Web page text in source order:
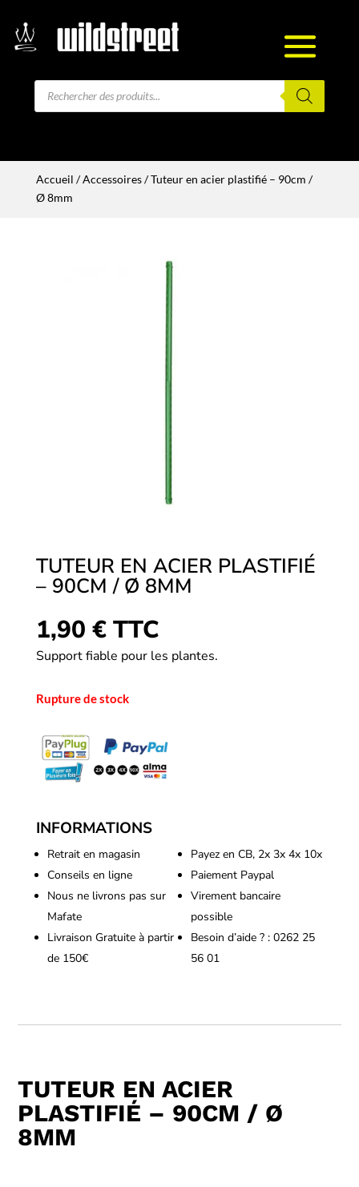
Recherche
Accueil /Accessoires/ Tuteur en acier plastifié – 90cm /
Ø 8mm
TUTEUR EN ACIER PLASTIFIÉ
– 90CM / Ø 8MM
1,90 € TTC
Support fiable pour les plantes.
Rupture de stock
INFORMATIONS
Retrait en magasin
Conseils en ligne
Nous ne livrons pas sur
Mafate
Livraison Gratuite à partir
de 150€
Payez en CB, 2x 3x 4x 10x
Paiement Paypal
Virement bancaire
possible
Besoin d’aide ? : 0262 25
56 01
TUTEUR EN ACIER
PLASTIFIÉ – 90CM / Ø
8MM